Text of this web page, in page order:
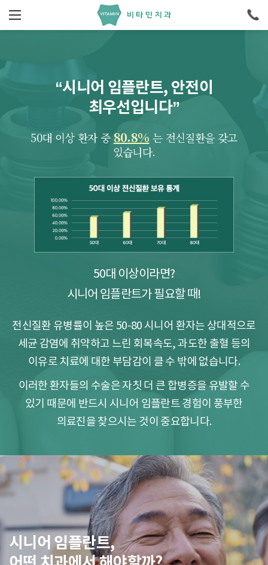
“시니어 임플란트, 안전이
최우선입니다”
50대 이상 환자 중80.8% 는 전신질환을 갖고
있습니다.
50대 이상이라면?
시니어 임플란트가 필요할 때!
전신질환 유병률이 높은 50-80 시니어 환자는 상대적으로
세균 감염에 취약하고 느린 회복속도, 과도한 출혈 등의
이유로 치료에 대한 부담감이 클 수 밖에 없습니다.
이러한 환자들의 수술은 자칫 더 큰 합병증을 유발할 수
있기 때문에 반드시 시니어 임플란트 경험이 풍부한
의료진을 찾으시는 것이 중요합니다.
시니어 임플란트,